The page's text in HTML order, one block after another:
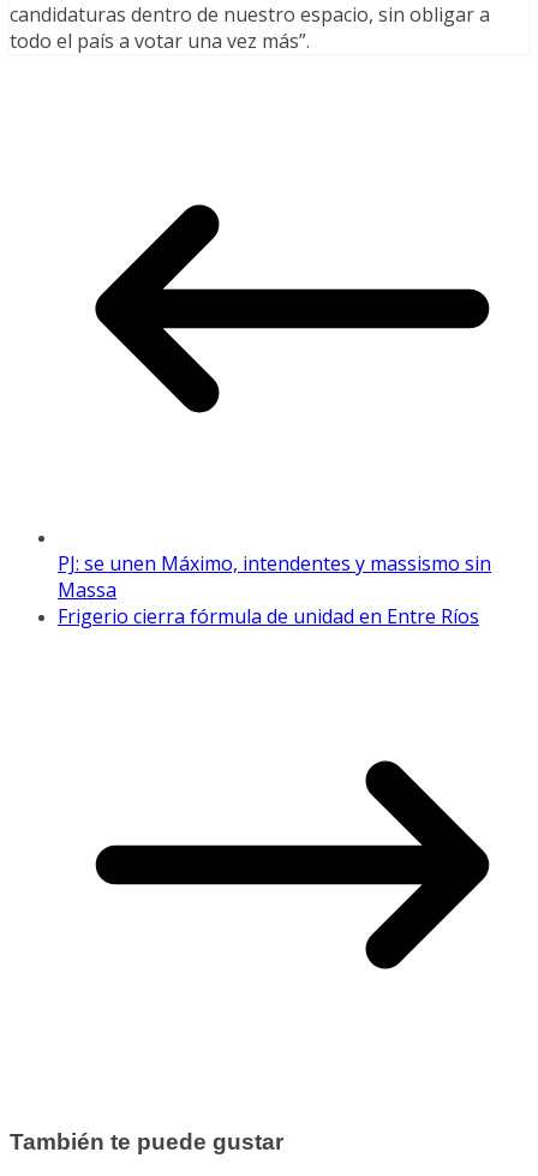
candidaturas dentro de nuestro espacio, sin obligar a
todo el país a votar una vez más”.
PJ: se unen Máximo, intendentes y massismo sin
Massa
Frigerio cierra fórmula de unidad en Entre Ríos
También te puede gustar